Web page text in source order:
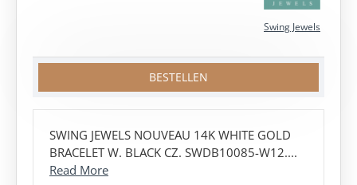
Swing Jewels
BESTELLEN
SWING JEWELS NOUVEAU 14K WHITE GOLD
BRACELET W. BLACK CZ. SWDB10085-W12....
Read More